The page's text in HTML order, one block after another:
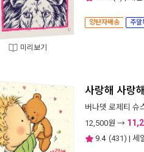
미리보기
양탄자배송 주말
사랑해 사랑
버나뎃 로제티 슈
12,500원 →
9.4 (431) | 세